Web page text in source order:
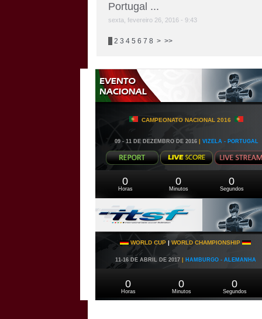
Portugal ...
sexta, fevereiro 26, 2016 - 9:43
2 3 4 5 6 7 8 > >>
CAMPEONATO NACIONAL 2016
09 - 11 DE DEZEMBRO DE 2016 VIZELA - PORTUGAL
0
Horas
0
Minutos
0
Segundos
WORLD CUP | WORLD CHAMPIONSHIP
11-16 DE ABRIL DE 2017 HAMBURGO - ALEMANHA
0
Horas
0
Minutos
0
Segundos